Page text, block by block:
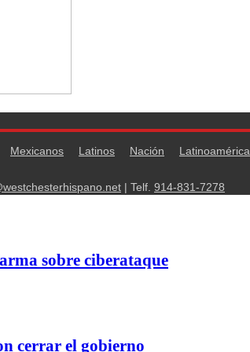
Mexicanos Latinos Nación Latinoamérica
| Telf. 914-831-7278
sobre ciberataque
cerrar el gobierno